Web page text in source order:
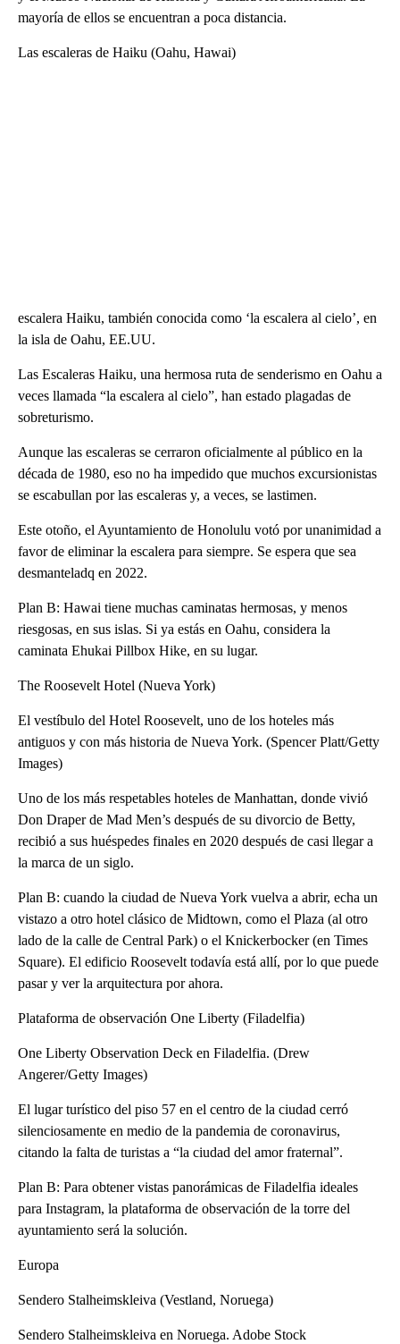
mayoría de ellos se encuentran a poca distancia.
Las escaleras de Haiku (Oahu, Hawai)
escalera Haiku, también conocida como ‘la escalera al cielo’, en
la isla de Oahu, EE.UU.
Las Escaleras Haiku, una hermosa ruta de senderismo en Oahu a
veces llamada “la escalera al cielo”, han estado plagadas de
sobreturismo.
Aunque las escaleras se cerraron oficialmente al público en la
década de 1980, eso no ha impedido que muchos excursionistas
se escabullan por las escaleras y, a veces, se lastimen.
Este otoño, el Ayuntamiento de Honolulu votó por unanimidad a
favor de eliminar la escalera para siempre. Se espera que sea
desmanteladq en 2022.
Plan B: Hawai tiene muchas caminatas hermosas, y menos
riesgosas, en sus islas. Si ya estás en Oahu, considera la
caminata Ehukai Pillbox Hike, en su lugar.
The Roosevelt Hotel (Nueva York)
El vestíbulo del Hotel Roosevelt, uno de los hoteles más
antiguos y con más historia de Nueva York. (Spencer Platt/Getty
Images)
Uno de los más respetables hoteles de Manhattan, donde vivió
Don Draper de Mad Men’s después de su divorcio de Betty,
recibió a sus huéspedes finales en 2020 después de casi llegar a
la marca de un siglo.
Plan B: cuando la ciudad de Nueva York vuelva a abrir, echa un
vistazo a otro hotel clásico de Midtown, como el Plaza (al otro
lado de la calle de Central Park) o el Knickerbocker (en Times
Square). El edificio Roosevelt todavía está allí, por lo que puede
pasar y ver la arquitectura por ahora.
Plataforma de observación One Liberty (Filadelfia)
One Liberty Observation Deck en Filadelfia. (Drew
Angerer/Getty Images)
El lugar turístico del piso 57 en el centro de la ciudad cerró
silenciosamente en medio de la pandemia de coronavirus,
citando la falta de turistas a “la ciudad del amor fraternal”.
Plan B: Para obtener vistas panorámicas de Filadelfia ideales
para Instagram, la plataforma de observación de la torre del
ayuntamiento será la solución.
Europa
Sendero Stalheimskleiva (Vestland, Noruega)
Sendero Stalheimskleiva en Noruega. Adobe Stock